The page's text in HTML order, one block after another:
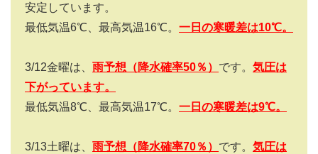
安定しています。
最低気温6℃、最高気温16℃。 一日の寒暖差は10℃。
3/12金曜は、 雨予想（降水確率50％） です。 気圧は
下がっています。
最低気温8℃、最高気温17℃。 一日の寒暖差は9℃。
3/13土曜は、 雨予想（降水確率70％） です。 気圧は